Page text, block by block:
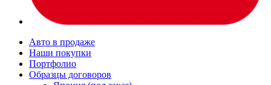
Авто в продаже
Наши покупки
Портфолио
Образцы договоров